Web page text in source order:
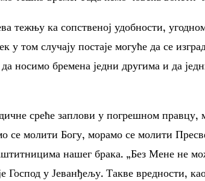
тежњу ка сопственој удобности,
у том случају постаје могуће да се
носимо бремена једни другима и да
среће заплови у погрешном правцу,
се молити Богу, морамо се молити
нашег брака. „Без Мене не
Господ у Јеванђељу. Такве вредности,